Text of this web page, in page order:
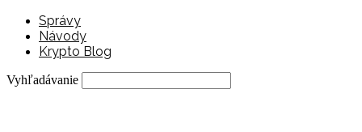
Správy
Návody
Krypto Blog
Vyhľadávanie